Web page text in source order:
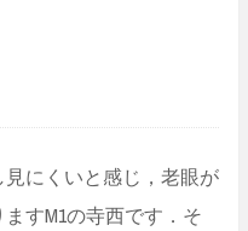
にくいと感じ，老眼が
すM1の寺西です．そ